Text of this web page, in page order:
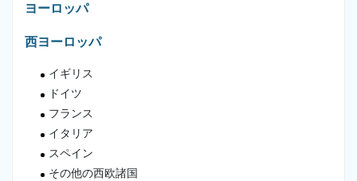
ヨーロッパ
西ヨーロッパ
イギリス
ドイツ
フランス
イタリア
スペイン
その他の西欧諸国